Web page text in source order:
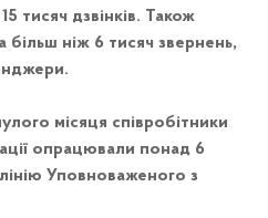
тисяч дзвінків. Також
більш ніж 6 тисяч звернень,
місяця співробітники
опрацювали понад 6
лінію Уповноваженого з